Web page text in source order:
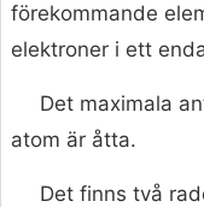
förekommande
elektroner i ett
Det maximala
atom är åtta.
Det finns två